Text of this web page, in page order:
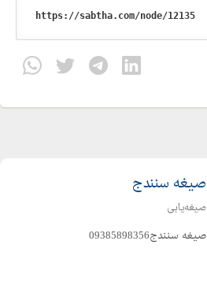
صیغه‌‌ سنندج
صیغه‌یابی
صیغه سنندج09385898356